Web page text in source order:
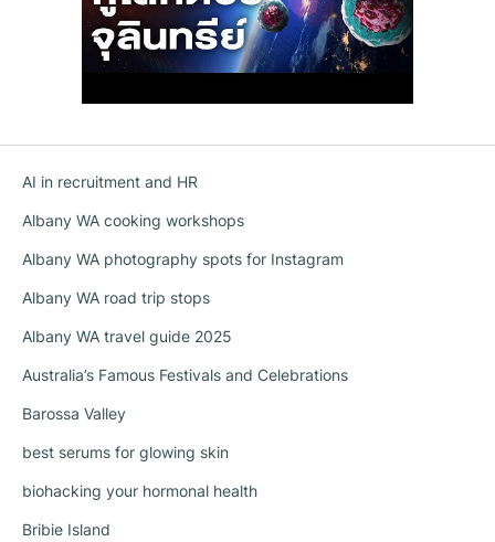
AI in recruitment and HR
Albany WA cooking workshops
Albany WA photography spots for Instagram
Albany WA road trip stops
Albany WA travel guide 2025
Australia’s Famous Festivals and Celebrations
Barossa Valley
best serums for glowing skin
biohacking your hormonal health
Bribie Island